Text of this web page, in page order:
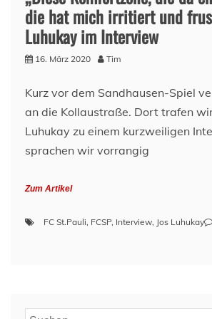
die hat mich irritiert und
Luhukay im Interview
16. März 2020 Tim
Kurz vor dem Sandhausen-Spiel
an die Kollaustraße. Dort trafen
Luhukay zu einem kurzweiligen
sprachen wir vorrangig
Zum Artikel
FC St.Pauli, FCSP, Interview, Jos Luhukay